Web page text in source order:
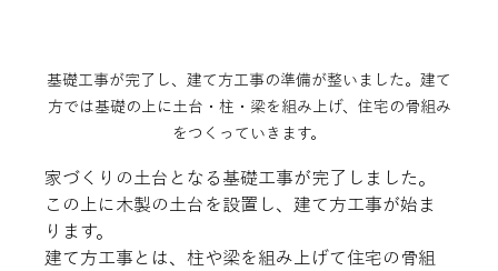
基礎工事が完了し、建て方工事の準備が整いました。建て
方では基礎の上に土台・柱・梁を組み上げ、住宅の骨組み
をつくっていきます。
家づくりの土台となる基礎工事が完了しました。
この上に木製の土台を設置し、建て方工事が始ま
ります。
建て方工事とは、柱や梁を組み上げて住宅の骨組